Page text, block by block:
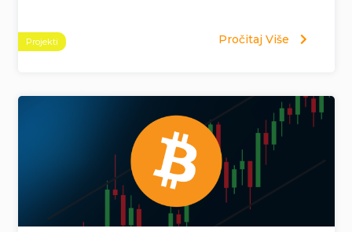
Projekti Pročitaj Više